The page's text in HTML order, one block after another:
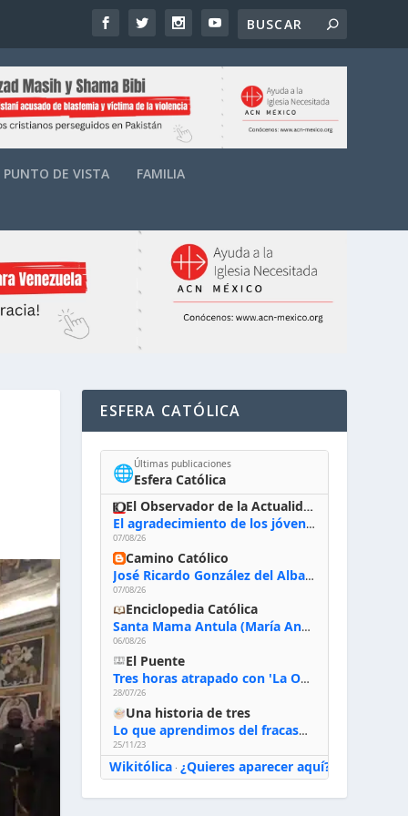
PUNTO DE VISTA FAMILIA
ESFERA CATÓLICA
🌐Últimas publicaciones
Esfera Católica
El Observador de la Actualidad
El agradecimiento de los jóvenes al Papa: «Hoy nos sentimos Iglesia»
07/08/26
Camino Católico
José Ricardo González del Alba, artista sacro: «Yo oro, hablo con Dios, le pido al Espíritu Santo su inspiración y siempre pinto rezando el rosario para que sea Él quien actúe a través de mis manos»
07/08/26
Enciclopedia Católica
Santa Mama Antula (María Antonia de Paz y Figueroa)
06/08/26
El Puente
Tres horas atrapado con 'La Odisea' de Nolan
28/07/26
Una historia de tres
Lo que aprendimos del fracaso al emprender
25/11/23
Wikitólica· ¿Quieres aparecer aquí?